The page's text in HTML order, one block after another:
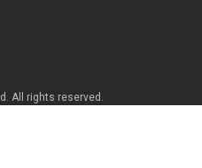
All rights reserved.